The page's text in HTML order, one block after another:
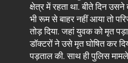
क्षेत्र में रहता था. बीते दिन
भी रूम से बाहर नहीं आया तो
तोड़ दिया. जहां युवक को मृत
डॉक्टरों ने उसे मृत घोषित कर
पड़ताल की. साथ ही पुलिस